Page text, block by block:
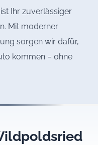
Ihr zuverlässiger
Mit moderner
sorgen wir dafür,
kommen – ohne